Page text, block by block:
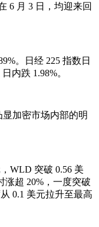
6 月 3 日，均迎来回
。日经 225 指数日
内跌 1.98%。
加密市场内部的明
WLD 突破 0.56 美
涨超 20%，一度突破
0.1 美元拉升至最高